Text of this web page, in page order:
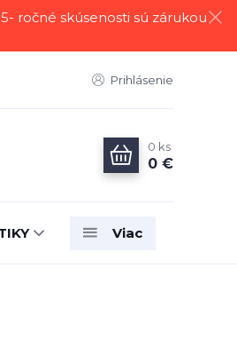
ročné skúsenosti sú zárukou
Prihlásenie
0 ks
0 €
Viac